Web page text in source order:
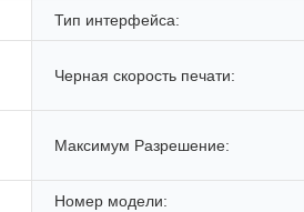
Тип интерфейса:
Черная скорость печати:
Максимум Разрешение:
Номер модели: